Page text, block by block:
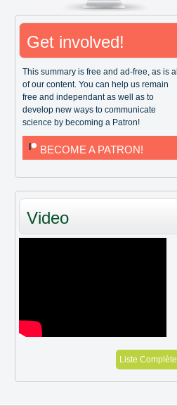
Get involved!
This summary is free and ad-free, as is all
of our content. You can help us remain
free and independant as well as to
develop new ways to communicate
science by becoming a Patron!
BECOME A PATRON!
Video
Liste Complète